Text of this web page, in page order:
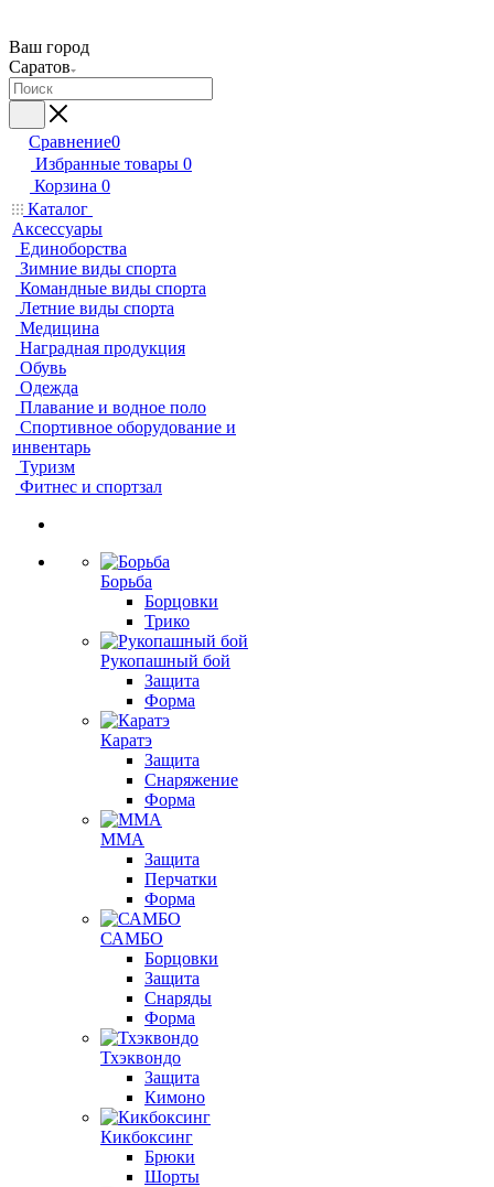
Ваш город
Саратов
Сравнение0
Избранные товары 0
Корзина 0
Каталог
Аксессуары
Единоборства
Зимние виды спорта
Командные виды спорта
Летние виды спорта
Медицина
Наградная продукция
Обувь
Одежда
Плавание и водное поло
Спортивное оборудование и
инвентарь
Туризм
Фитнес и спортзал
Борьба
Борцовки
Трико
Рукопашный бой
Защита
Форма
Каратэ
Защита
Снаряжение
Форма
ММА
Защита
Перчатки
Форма
САМБО
Борцовки
Защита
Снаряды
Форма
Тхэквондо
Защита
Кимоно
Кикбоксинг
Брюки
Шорты